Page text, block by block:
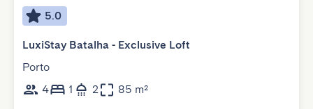
5.0
LuxiStay Batalha - Exclusive Loft
Porto
4
1 2 85 m²